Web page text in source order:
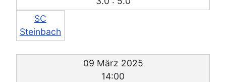
SC
Steinbach
09 März 2025
14:00